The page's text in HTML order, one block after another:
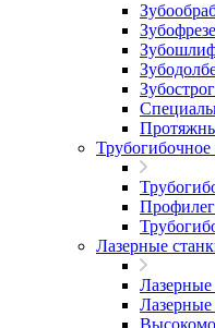
Трубогибочное
Лазерные
Лазерные
Лазерные